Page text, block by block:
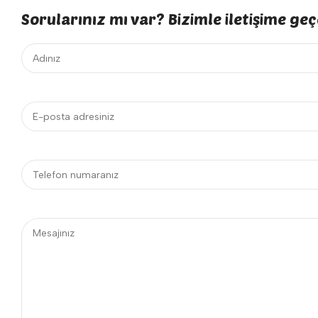
Sorularınız mı var? Bizimle iletişime